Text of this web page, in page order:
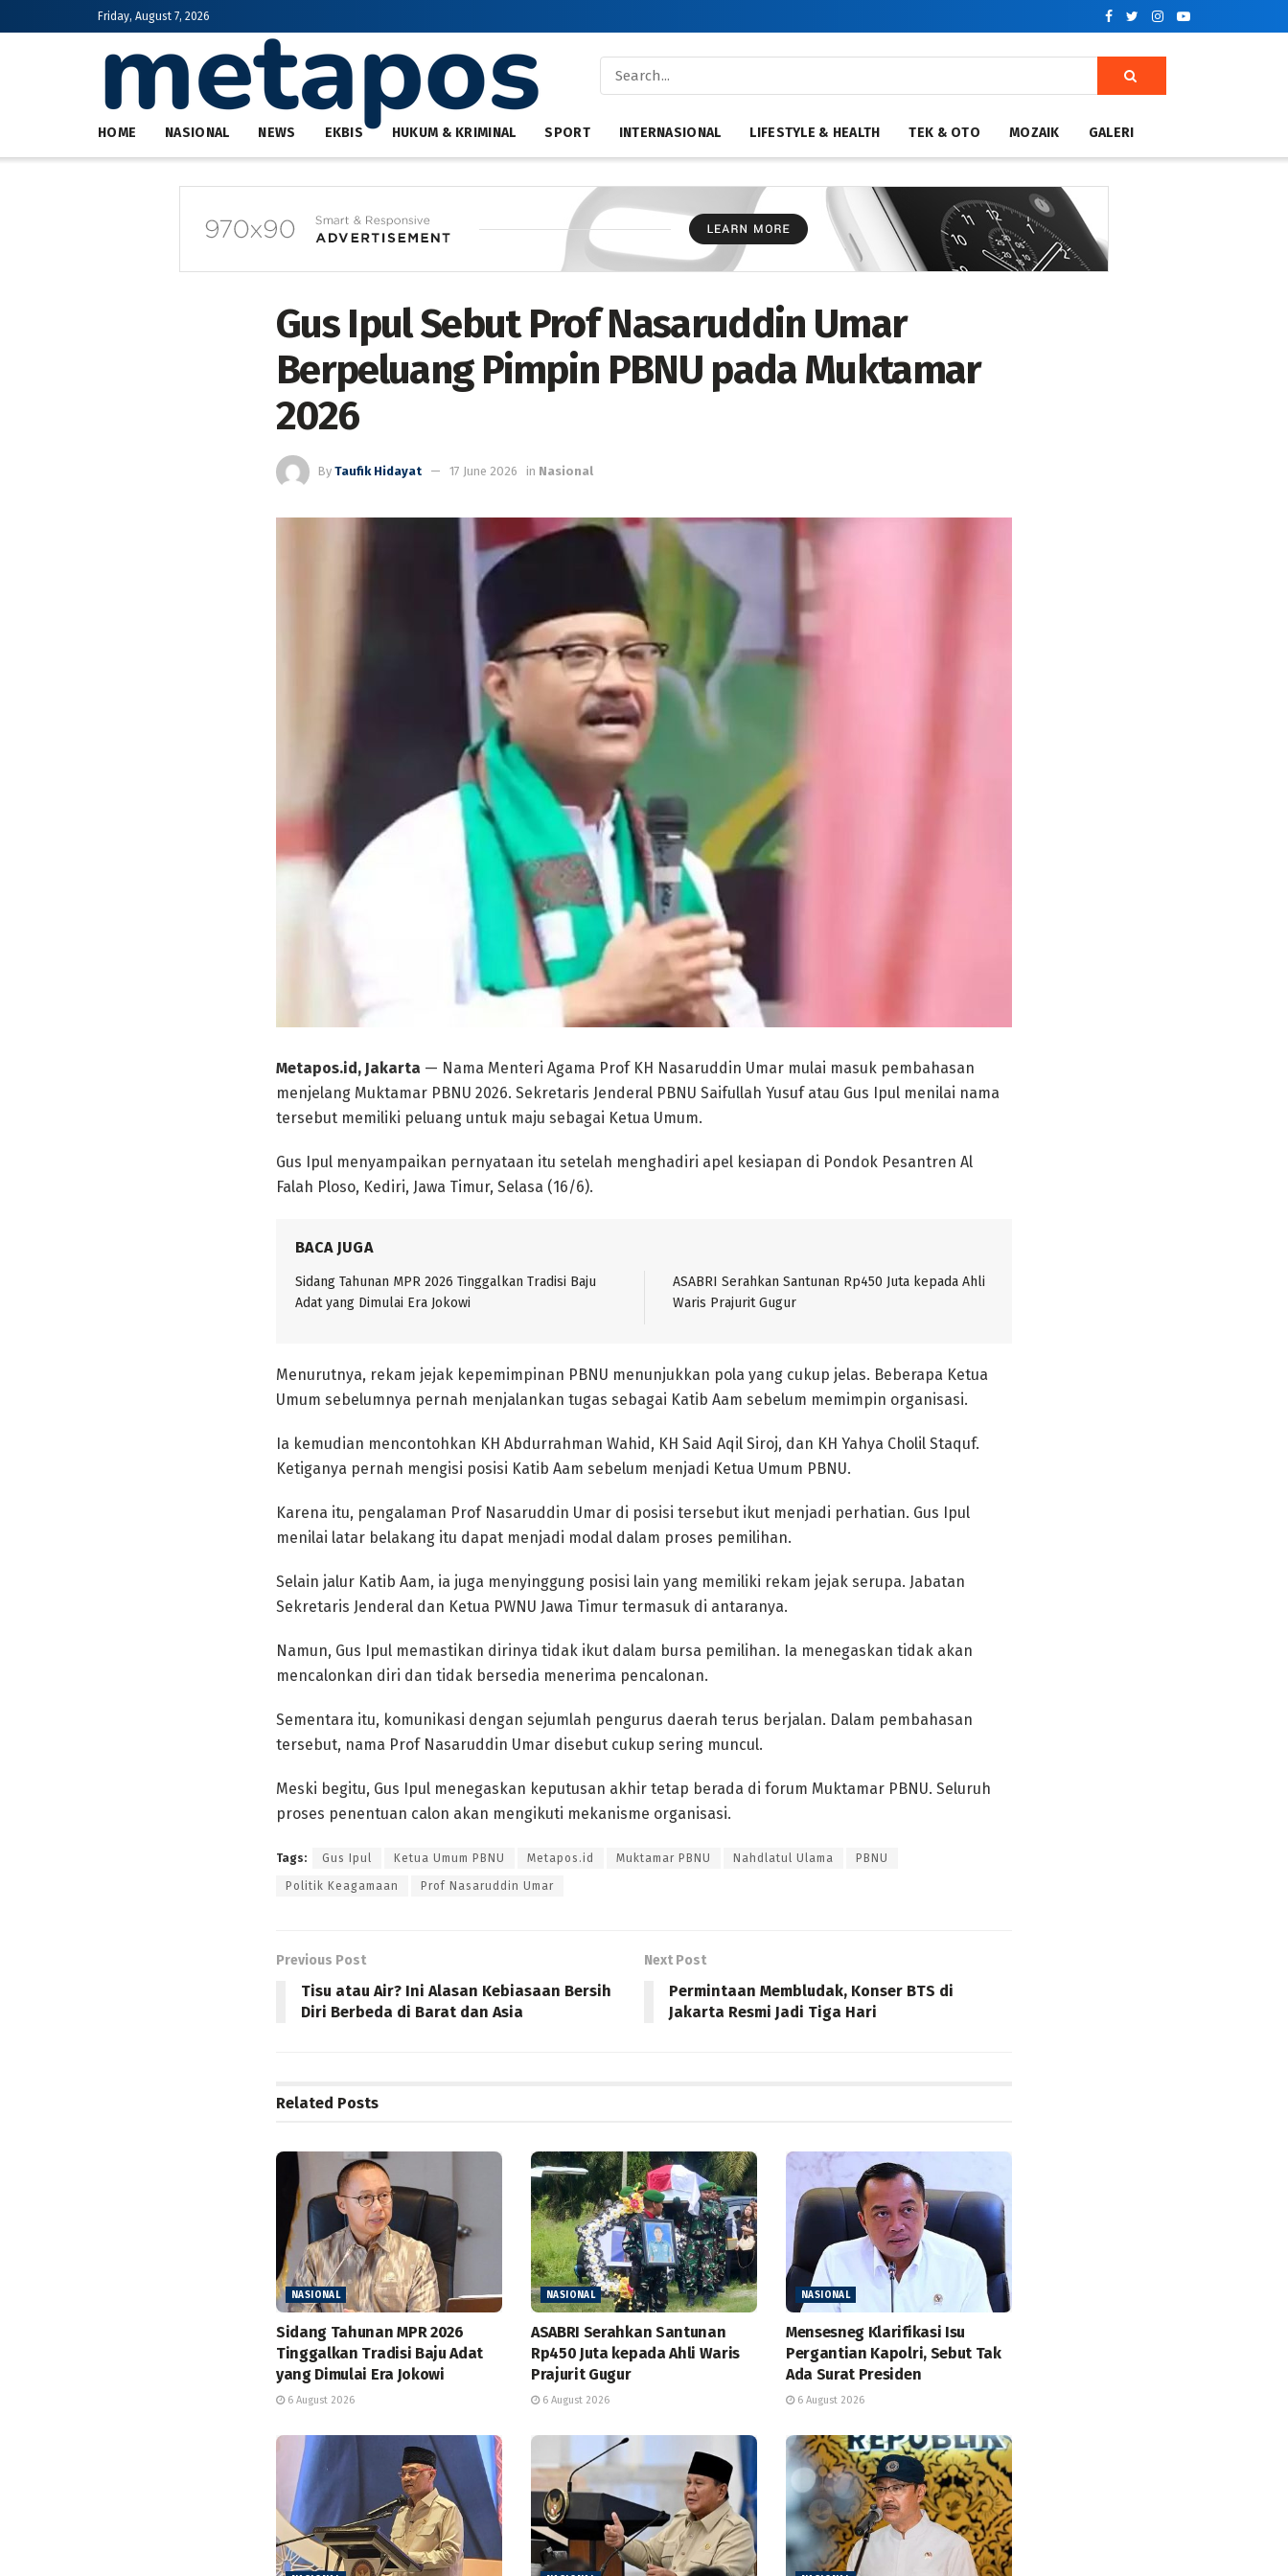
Friday, August 7, 2026
HOME NASIONAL NEWS EKBIS HUKUM & KRIMINAL SPORT INTERNASIONAL LIFESTYLE & HEALTH TEK & OTO MOZAIK GALERI
Gus Ipul Sebut Prof Nasaruddin Umar
Berpeluang Pimpin PBNU pada Muktamar
2026
By Taufik Hidayat 17 June 2026 in Nasional
Metapos.id, Jakarta — Nama Menteri Agama Prof KH Nasaruddin Umar mulai masuk pembahasan
menjelang Muktamar PBNU 2026. Sekretaris Jenderal PBNU Saifullah Yusuf atau Gus Ipul menilai nama
tersebut memiliki peluang untuk maju sebagai Ketua Umum.
Gus Ipul menyampaikan pernyataan itu setelah menghadiri apel kesiapan di Pondok Pesantren Al
Falah Ploso, Kediri, Jawa Timur, Selasa (16/6).
BACA JUGA
Sidang Tahunan MPR 2026 Tinggalkan Tradisi Baju
Adat yang Dimulai Era Jokowi
ASABRI Serahkan Santunan Rp450 Juta kepada Ahli
Waris Prajurit Gugur
Menurutnya, rekam jejak kepemimpinan PBNU menunjukkan pola yang cukup jelas. Beberapa Ketua
Umum sebelumnya pernah menjalankan tugas sebagai Katib Aam sebelum memimpin organisasi.
Ia kemudian mencontohkan KH Abdurrahman Wahid, KH Said Aqil Siroj, dan KH Yahya Cholil Staquf.
Ketiganya pernah mengisi posisi Katib Aam sebelum menjadi Ketua Umum PBNU.
Karena itu, pengalaman Prof Nasaruddin Umar di posisi tersebut ikut menjadi perhatian. Gus Ipul
menilai latar belakang itu dapat menjadi modal dalam proses pemilihan.
Selain jalur Katib Aam, ia juga menyinggung posisi lain yang memiliki rekam jejak serupa. Jabatan
Sekretaris Jenderal dan Ketua PWNU Jawa Timur termasuk di antaranya.
Namun, Gus Ipul memastikan dirinya tidak ikut dalam bursa pemilihan. Ia menegaskan tidak akan
mencalonkan diri dan tidak bersedia menerima pencalonan.
Sementara itu, komunikasi dengan sejumlah pengurus daerah terus berjalan. Dalam pembahasan
tersebut, nama Prof Nasaruddin Umar disebut cukup sering muncul.
Meski begitu, Gus Ipul menegaskan keputusan akhir tetap berada di forum Muktamar PBNU. Seluruh
proses penentuan calon akan mengikuti mekanisme organisasi.
Tags: Gus Ipul Ketua Umum PBNU Metapos.id Muktamar PBNU Nahdlatul Ulama PBNU
Politik Keagamaan Prof Nasaruddin Umar
Previous Post
Tisu atau Air? Ini Alasan Kebiasaan Bersih
Diri Berbeda di Barat dan Asia
Next Post
Permintaan Membludak, Konser BTS di
Jakarta Resmi Jadi Tiga Hari
Related Posts
NASIONAL
Sidang Tahunan MPR 2026
Tinggalkan Tradisi Baju Adat
yang Dimulai Era Jokowi
6 August 2026
NASIONAL
ASABRI Serahkan Santunan
Rp450 Juta kepada Ahli Waris
Prajurit Gugur
6 August 2026
NASIONAL
Mensesneg Klarifikasi Isu
Pergantian Kapolri, Sebut Tak
Ada Surat Presiden
6 August 2026